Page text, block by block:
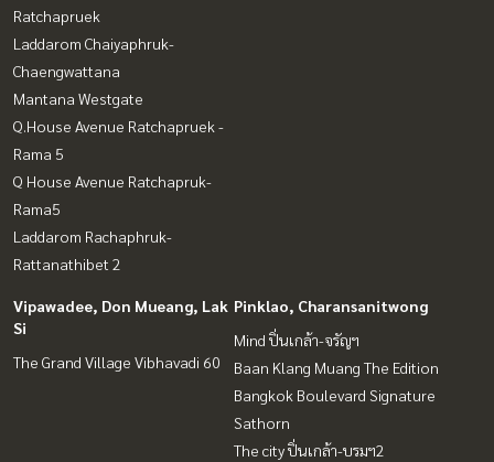
Ratchapruek
Laddarom Chaiyaphruk-
Chaengwattana
Mantana Westgate
Q.House Avenue Ratchapruek -
Rama 5
Q House Avenue Ratchapruk-
Rama5
Laddarom Rachaphruk-
Rattanathibet 2
Vipawadee, Don Mueang, Lak
Si
The Grand Village Vibhavadi 60
Pinklao, Charansanitwong
Mind ปิ่นเกล้า-จรัญฯ
Baan Klang Muang The Edition
Bangkok Boulevard Signature
Sathorn
The city ปิ่นเกล้า-บรมฯ2